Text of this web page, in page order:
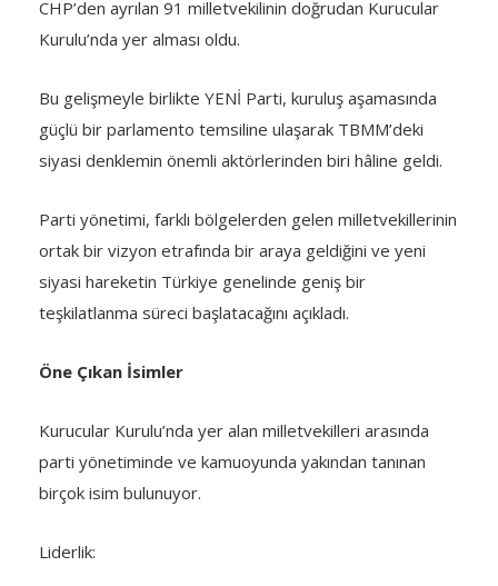
CHP’den ayrılan 91 milletvekilinin doğrudan Kurucular
Kurulu’nda yer alması oldu.
Bu gelişmeyle birlikte YENİ Parti, kuruluş aşamasında
güçlü bir parlamento temsiline ulaşarak TBMM’deki
siyasi denklemin önemli aktörlerinden biri hâline geldi.
Parti yönetimi, farklı bölgelerden gelen milletvekillerinin
ortak bir vizyon etrafında bir araya geldiğini ve yeni
siyasi hareketin Türkiye genelinde geniş bir
teşkilatlanma süreci başlatacağını açıkladı.
Öne Çıkan İsimler
Kurucular Kurulu’nda yer alan milletvekilleri arasında
parti yönetiminde ve kamuoyunda yakından tanınan
birçok isim bulunuyor.
Liderlik: